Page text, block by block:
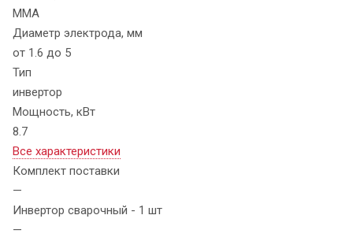
MMA
Диаметр электрода, мм
от 1.6 до 5
Тип
инвертор
Мощность, кВт
8.7
Все характеристики
Комплект поставки
—
Инвертор сварочный - 1 шт
—